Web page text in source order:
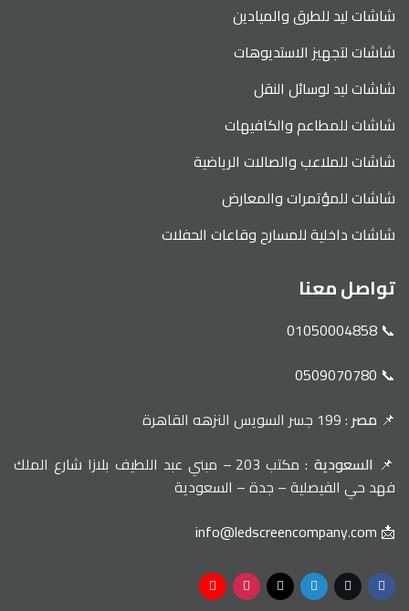
شاشات ليد للطرق والميادين
شاشات لتجهيز الاستديوهات
شاشات ليد لوسائل النقل
شاشات للمطاعم والكافيهات
شاشات للملاعب والصالات الرياضية
شاشات للمؤتمرات والمعارض
شاشات داخلية للمسارح وقاعات الحفلات
تواصل معنا
📞 01050004858
📞 0509070780
📌 مصر: 199 جسر السويس النزهه القاهرة
📌 السعودية
: مكتب 203 – مبني عبد اللطيف بلازا شارع الملك
فهد حي الفيصلية – جدة – السعودية
📩 info@ledscreencompany.com